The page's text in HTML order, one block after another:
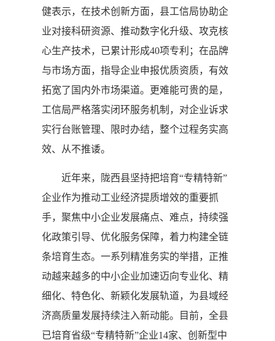
健表示，在技术创新方面，县工信局协助企
业对接科研资源、推动数字化升级、攻克核
心生产技术，已累计形成40项专利；在品牌
与市场方面，指导企业申报优质资质，有效
拓宽了国内外市场渠道。更难能可贵的是，
工信局严格落实闭环服务机制，对企业诉求
实行台账管理、限时办结，整个过程务实高
效、从不推诿。
近年来，陇西县坚持把培育“专精特新”
企业作为推动工业经济提质增效的重要抓
手，聚焦中小企业发展痛点、难点，持续强
化政策引导、优化服务保障，着力构建全链
条培育生态。一系列精准务实的举措，正推
动越来越多的中小企业加速迈向专业化、精
细化、特色化、新颖化发展轨道，为县域经
济高质量发展持续注入新动能。目前，全县
已培育省级“专精特新”企业14家、创新型中